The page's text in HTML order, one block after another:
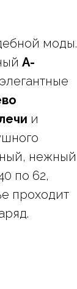
моды.
А-
и
нежный
по 62,
проходит